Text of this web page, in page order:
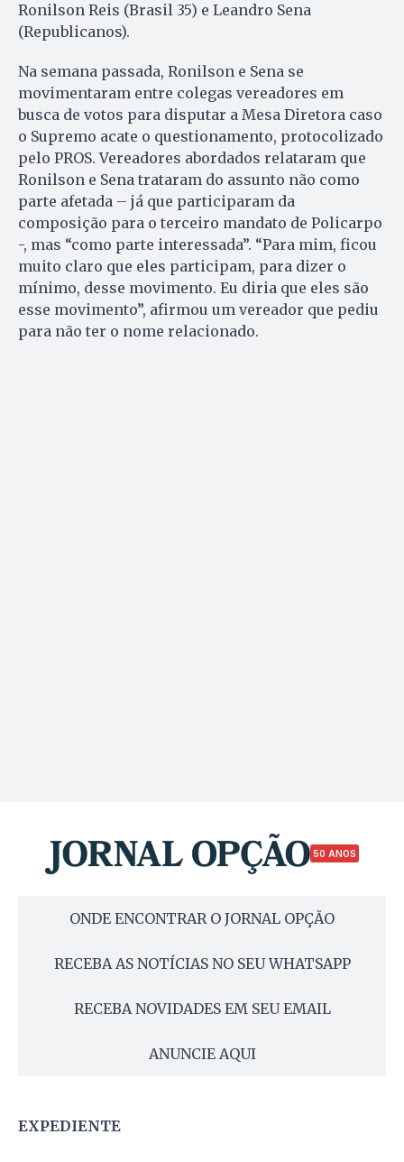
Ronilson Reis (Brasil 35) e Leandro Sena
(Republicanos).
Na semana passada, Ronilson e Sena se
movimentaram entre colegas vereadores em
busca de votos para disputar a Mesa Diretora caso
o Supremo acate o questionamento, protocolizado
pelo PROS. Vereadores abordados relataram que
Ronilson e Sena trataram do assunto não como
parte afetada – já que participaram da
composição para o terceiro mandato de Policarpo
-, mas “como parte interessada”. “Para mim, ficou
muito claro que eles participam, para dizer o
mínimo, desse movimento. Eu diria que eles são
esse movimento”, afirmou um vereador que pediu
para não ter o nome relacionado.
50 ANOS
ONDE ENCONTRAR O JORNAL OPÇÃO
RECEBA AS NOTÍCIAS NO SEU WHATSAPP
RECEBA NOVIDADES EM SEU EMAIL
ANUNCIE AQUI
EXPEDIENTE